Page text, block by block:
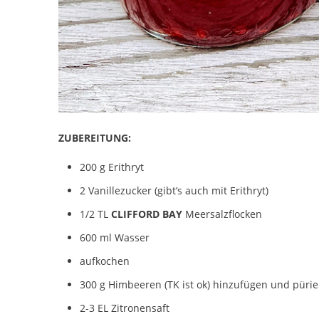
ZUBEREITUNG:
200 g Erithryt
2 Vanillezucker (gibt’s auch mit Erithryt)
1/2 TL CLIFFORD BAY Meersalzflocken
600 ml Wasser
aufkochen
300 g Himbeeren (TK ist ok) hinzufügen und
2-3 EL Zitronensaft